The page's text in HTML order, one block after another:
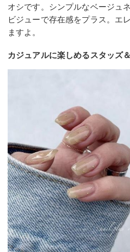
オシです。シンプルなベージュ
ビジューで存在感をプラス。エ
ますよ。
カジュアルに楽しめるスタッズ